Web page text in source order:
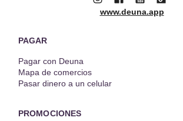
www.deuna.app
PAGAR
Pagar con Deuna
Mapa de comercios
Pasar dinero a un celular
PROMOCIONES